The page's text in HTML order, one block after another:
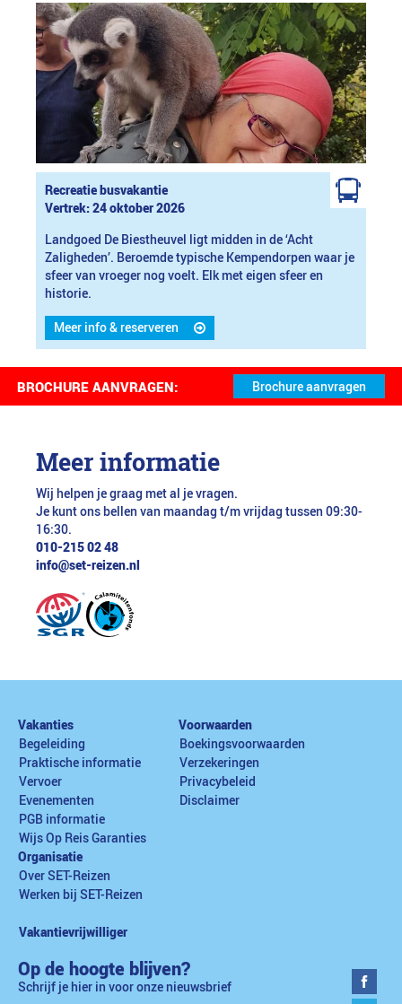
Recreatie busvakantie
Vertrek: 24 oktober 2026
Landgoed De Biestheuvel ligt midden in de ‘Acht
Zaligheden’. Beroemde typische Kempendorpen waar je
sfeer van vroeger nog voelt. Elk met eigen sfeer en
historie.
Meer info & reserveren
BROCHURE AANVRAGEN:
Meer informatie
Wij helpen je graag met al je vragen.
Je kunt ons bellen van maandag t/m vrijdag tussen 09:30-
16:30.
010-215 02 48
info@set-reizen.nl
Vakanties
Begeleiding
Praktische informatie
Vervoer
Evenementen
PGB informatie
Wijs Op Reis Garanties
Voorwaarden
Boekingsvoorwaarden
Verzekeringen
Privacybeleid
Disclaimer
Organisatie
Over SET-Reizen
Werken bij SET-Reizen
Vakantievrijwilliger
Op de hoogte blijven?
Schrijf je hier in voor onze nieuwsbrief